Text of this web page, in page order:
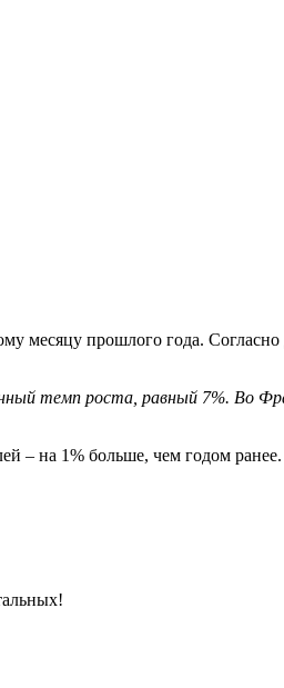
месяцу прошлого года.
темп роста, равный 7%. Во
– на 1% больше, чем годом